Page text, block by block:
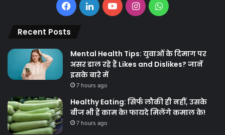
Facebook
LinkedInYouTubeInstagramWhatsApp
Recent Posts
Mental Health Tips: युवाओं के दिमाग पर
असर डाल रहे हैं Likes and Dislikes? जानें
इसके बारे में
7 hours ago
Healthy Eating: सिर्फ लौकी ही नहीं, उसके
बीज भी हैं काम के! फायदे मिलेंगे कमाल के!
7 hours ago